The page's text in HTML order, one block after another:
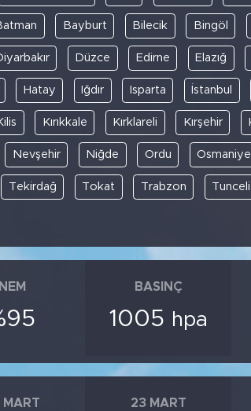
Bayburt Bilecik Bingöl
Düzce Edirne Elazığ
Hatay Iğdır Isparta İstanbul
Kırıkkale Kırklareli Kırşehir
Nevşehir Niğde Ordu Osmaniye
Tekirdağ Tokat Trabzon Tunceli
NEM BASINÇ
1005 hpa
MART 23 MART